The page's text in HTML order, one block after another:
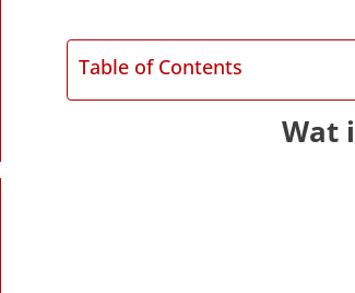
Table of Contents
Wat